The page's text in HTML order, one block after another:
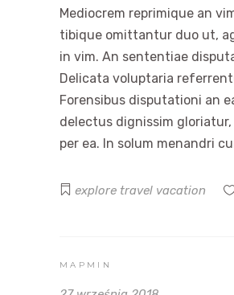
Mediocrem reprimique an
tibique omittantur duo ut,
in vim. An sententiae
Delicata voluptaria
Forensibus disputationi an
delectus dignissim gloriatur,
per ea. In solum menandri
explore travel vacation
MAPMIN